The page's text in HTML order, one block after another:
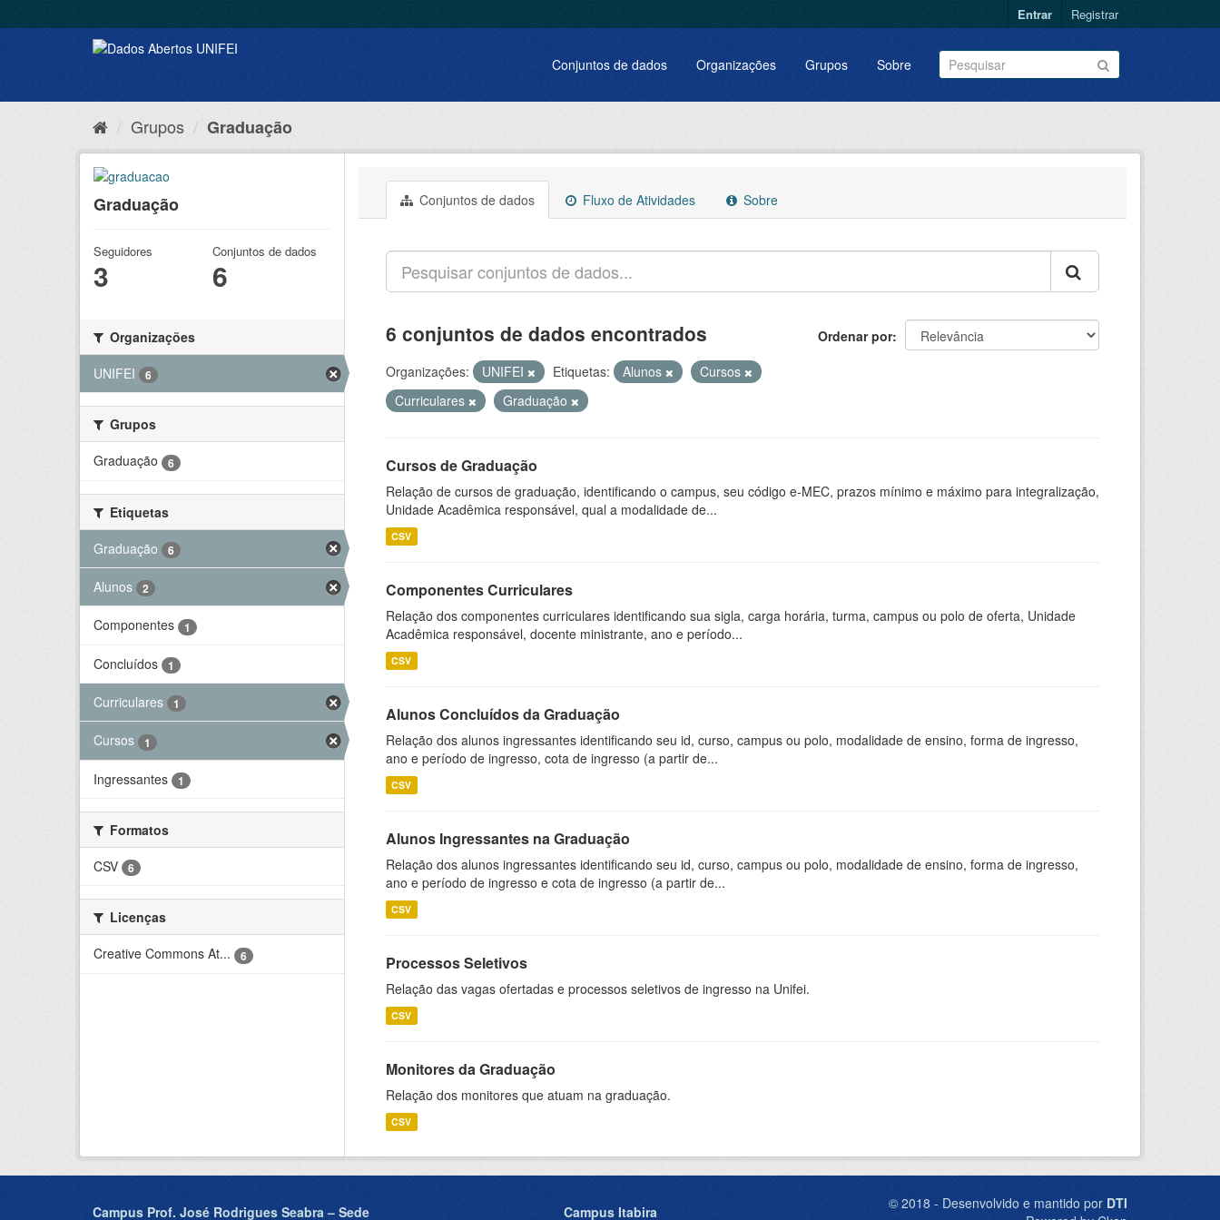
Entrar Registrar
Conjuntos de dados Organizações Grupos Sobre
Grupos Graduação
Graduação
Seguidores
3
Conjuntos de dados
6
Organizações
UNIFEI
6
Grupos
Graduação
6
Etiquetas
Graduação
6
Alunos 2
Componentes 1
Concluídos 1
Curriculares 1
Cursos 1
Ingressantes 1
Formatos
CSV
6
Licenças
Creative Commons At...
6
Conjuntos de dados Fluxo de Atividades Sobre
Ordenar por
6 conjuntos de dados encontrados
Organizações: UNIFEI Etiquetas: Alunos
Cursos
Curriculares
Graduação
Cursos de Graduação
Relação de cursos de graduação, identificando o campus, seu código e-MEC, prazos mínimo e máximo para integralização,
Unidade Acadêmica responsável, qual a modalidade de...
CSV
Componentes Curriculares
Relação dos componentes curriculares identificando sua sigla, carga horária, turma, campus ou polo de oferta, Unidade
Acadêmica responsável, docente ministrante, ano e período...
CSV
Alunos Concluídos da Graduação
Relação dos alunos ingressantes identificando seu id, curso, campus ou polo, modalidade de ensino, forma de ingresso,
ano e período de ingresso, cota de ingresso (a partir de...
CSV
Alunos Ingressantes na Graduação
Relação dos alunos ingressantes identificando seu id, curso, campus ou polo, modalidade de ensino, forma de ingresso,
ano e período de ingresso e cota de ingresso (a partir de...
CSV
Processos Seletivos
Relação das vagas ofertadas e processos seletivos de ingresso na Unifei.
CSV
Monitores da Graduação
Relação dos monitores que atuam na graduação.
CSV
Campus Prof. José Rodrigues Seabra – Sede Campus Itabira © 2018 - Desenvolvido e mantido por DTI